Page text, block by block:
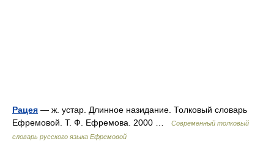
Рацея — ж. устар. Длинное назидание. Толковый словарь
Ефремовой. Т. Ф. Ефремова. 2000 …
Современный толковый
словарь русского языка Ефремовой